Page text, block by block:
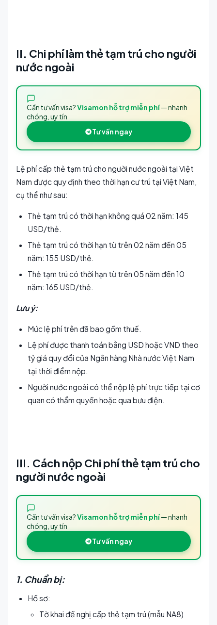
II. Chi phí làm thẻ tạm trú cho người
nước ngoài
Cần tư vấn visa?Visamon hỗ trợ miễn phí— nhanh
chóng, uy tín
Tư vấn ngay
Lệ phí cấp thẻ tạm trú cho người nước ngoài tại Việt
Nam được quy định theo thời hạn cư trú tại Việt Nam,
cụ thể như sau:
Thẻ tạm trú có thời hạn không quá 02 năm: 145
USD/thẻ.
Thẻ tạm trú có thời hạn từ trên 02 năm đến 05
năm: 155 USD/thẻ.
Thẻ tạm trú có thời hạn từ trên 05 năm đến 10
năm: 165 USD/thẻ.
Lưu ý:
Mức lệ phí trên đã bao gồm thuế.
Lệ phí được thanh toán bằng USD hoặc VND theo
tỷ giá quy đổi của Ngân hàng Nhà nước Việt Nam
tại thời điểm nộp.
Người nước ngoài có thể nộp lệ phí trực tiếp tại cơ
quan có thẩm quyền hoặc qua bưu điện.
III. Cách nộp Chi phí thẻ tạm trú cho
người nước ngoài
Cần tư vấn visa?Visamon hỗ trợ miễn phí— nhanh
chóng, uy tín
Tư vấn ngay
1. Chuẩn bị:
Hồ sơ:
Tờ khai đề nghị cấp thẻ tạm trú (mẫu NA8)